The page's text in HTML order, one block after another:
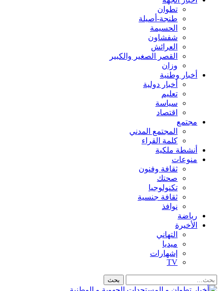
تطوان
طنجة-أصيلة
الحسيمة
شفشاون
العرائش
القصر الصغير والكبير
وزان
أخبار وطنية
أخبار دولية
تعليم
سياسة
اقتصاد
مجتمع
المجتمع المدني
كلمة القراء
أنشطة ملكية
منوعات
ثقافة وفنون
صحتك
تكنولوجيا
ثقافة جنسية
نوافذ
رياضة
الأخيرة
التهاني
ميديا
إشهارات
TV